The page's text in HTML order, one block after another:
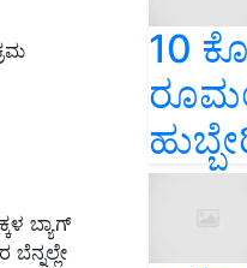
ಬ್ಯಾಗ್‌
10